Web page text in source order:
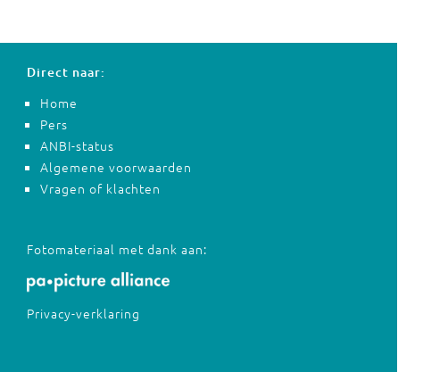
Direct naar:
Home
Pers
ANBI-status
Algemene voorwaarden
Vragen of klachten
Fotomateriaal met dank aan:
Privacy-verklaring